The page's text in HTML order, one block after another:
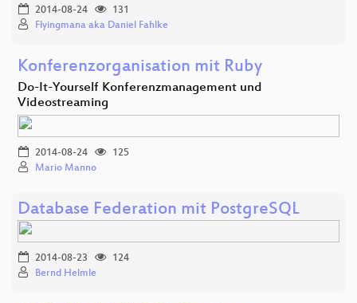
2014-08-24
131
Flyingmana aka Daniel Fahlke
Konferenzorganisation mit Ruby
Do-It-Yourself Konferenzmanagement und
Videostreaming
2014-08-24
125
Mario Manno
Database Federation mit PostgreSQL
2014-08-23
124
Bernd Helmle